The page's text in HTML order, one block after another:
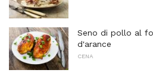
Seno di pollo al
d'arance
CENA